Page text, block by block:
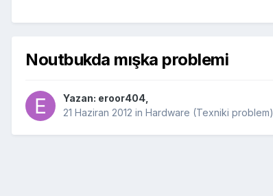
Noutbukda mışka problemi
Yazan: eroor404
21 Haziran 2012 in Hardware (Texniki problem)